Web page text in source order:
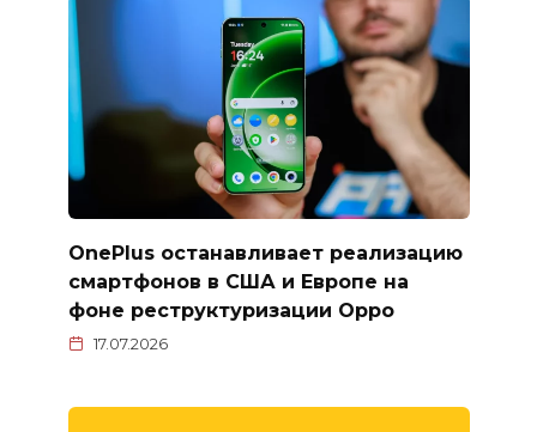
OnePlus останавливает реализацию
смартфонов в США и Европе на
фоне реструктуризации Oppo
17.07.2026